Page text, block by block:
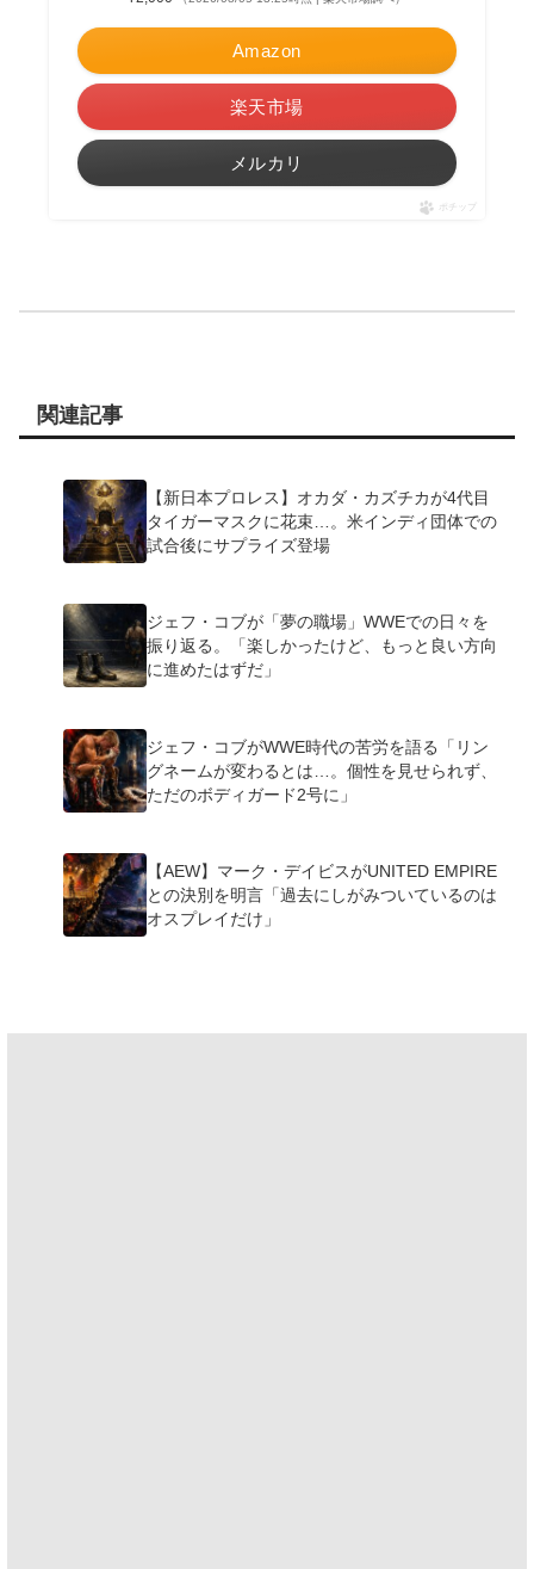
Amazon
楽天市場
メルカリ
ポチップ
関連記事
【新日本プロレス】オカダ・カズチカが4代目
タイガーマスクに花束…。米インディ団体での
試合後にサプライズ登場
ジェフ・コブが「夢の職場」WWEでの日々を
振り返る。「楽しかったけど、もっと良い方向
に進めたはずだ」
ジェフ・コブがWWE時代の苦労を語る「リン
グネームが変わるとは…。個性を見せられず、
ただのボディガード2号に」
【AEW】マーク・デイビスがUNITED EMPIRE
との決別を明言「過去にしがみついているのは
オスプレイだけ」